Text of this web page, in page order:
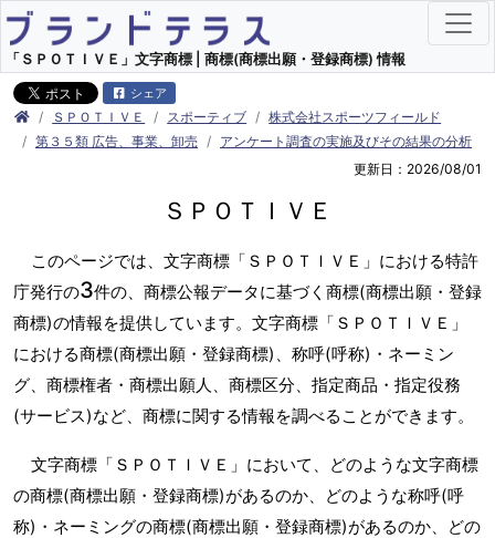
「ＳＰＯＴＩＶＥ」文字商標 | 商標(商標出願・登録商標) 情報
シェア
ＳＰＯＴＩＶＥ スポーティブ
株式会社スポーツフィールド
第３５類 広告、事業、卸売
アンケート調査の実施及びその結果の分析
更新日：2026/08/01
ＳＰＯＴＩＶＥ
このページでは、文字商標「ＳＰＯＴＩＶＥ」における特許
庁発行の3件の、商標公報データに基づく商標(商標出願・登録
商標)の情報を提供しています。文字商標「ＳＰＯＴＩＶＥ」
における商標(商標出願・登録商標)、称呼(呼称)・ネーミン
グ、商標権者・商標出願人、商標区分、指定商品・指定役務
(サービス)など、商標に関する情報を調べることができます。
文字商標「ＳＰＯＴＩＶＥ」において、どのような文字商標
の商標(商標出願・登録商標)があるのか、どのような称呼(呼
称)・ネーミングの商標(商標出願・登録商標)があるのか、どの